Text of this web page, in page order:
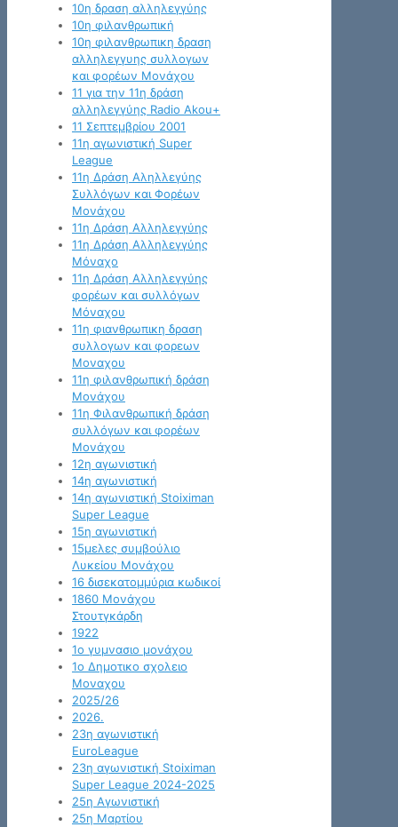
10η δραση αλληλεγγύης
10η φιλανθρωπική
10η φιλανθρωπικη δραση
αλληλεγγυης συλλογων
και φορέων Μονάχου
11 για την 11η δράση
αλληλεγγύης Radio Akou+
11 Σεπτεμβρίου 2001
11η αγωνιστική Super
League
11η Δράση Αληλλεγύης
Συλλόγων και Φορέων
Μονάχου
11η Δράση Αλληλεγγύης
11η Δράση Αλληλεγγύης
Μόναχο
11η Δράση Αλληλεγγύης
φορέων και συλλόγων
Μόναχου
11η φιανθρωπικη δραση
συλλογων και φορεων
Μοναχου
11η φιλανθρωπική δράση
Μονάχου
11η Φιλανθρωπική δράση
συλλόγων και φορέων
Μονάχου
12η αγωνιστική
14η αγωνιστική
14η αγωνιστική Stoiximan
Super League
15η αγωνιστική
15μελες συμβούλιο
Λυκείου Μονάχου
16 δισεκατομμύρια κωδικοί
1860 Μονάχου
Στουτγκάρδη
1922
1ο γυμνασιο μονάχου
1ο Δημοτικο σχολειο
Μοναχου
2025/26
2026.
23η αγωνιστική
EuroLeague
23η αγωνιστική Stoiximan
Super League 2024-2025
25η Αγωνιστική
25η Μαρτίου